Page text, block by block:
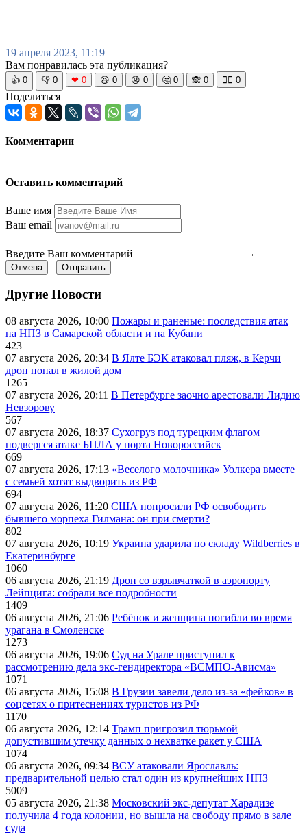
19 апреля 2023, 11:19
Вам понравилась эта публикация?
👍 0 👎 0 ❤ 0 😆 0 😡 0 🤔 0 🙈 0 🧘‍♀️ 0
Поделиться
Комментарии
Оставить комментарий
Ваше имя
Ваш email
Введите Ваш комментарий
Отмена Отправить
Другие Новости
08 августа 2026, 10:00 Пожары и раненые: последствия атак
на НПЗ в Самарской области и на Кубани
423
07 августа 2026, 20:34 В Ялте БЭК атаковал пляж, в Керчи
дрон попал в жилой дом
1265
07 августа 2026, 20:11 В Петербурге заочно арестовали Лидию
Невзорову
567
07 августа 2026, 18:37 Сухогруз под турецким флагом
подвергся атаке БПЛА у порта Новороссийск
669
07 августа 2026, 17:13 «Веселого молочника» Уолкера вместе
с семьей хотят выдворить из РФ
694
07 августа 2026, 11:20 США попросили РФ освободить
бывшего морпеха Гилмана: он при смерти?
802
07 августа 2026, 10:19 Украина ударила по складу Wildberries в
Екатеринбурге
1060
06 августа 2026, 21:19 Дрон со взрывчаткой в аэропорту
Лейпцига: собрали все подробности
1409
06 августа 2026, 21:06 Ребёнок и женщина погибли во время
урагана в Смоленске
1273
06 августа 2026, 19:06 Суд на Урале приступил к
рассмотрению дела экс-гендиректора «ВСМПО-Ависма»
1071
06 августа 2026, 15:08 В Грузии завели дело из-за «фейков» в
соцсетях о притеснениях туристов из РФ
1170
06 августа 2026, 12:14 Трамп пригрозил тюрьмой
допустившим утечку данных о нехватке ракет у США
1074
06 августа 2026, 09:34 ВСУ атаковали Ярославль:
предварительной целью стал один из крупнейших НПЗ
5009
05 августа 2026, 21:38 Московский экс-депутат Харадизе
получила 4 года колонии, но вышла на свободу прямо в зале
суда